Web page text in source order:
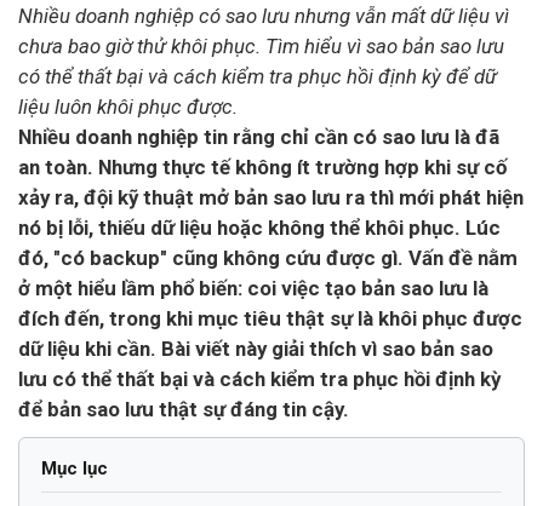
Nhiều doanh nghiệp có sao lưu nhưng vẫn mất dữ liệu vì
chưa bao giờ thử khôi phục. Tìm hiểu vì sao bản sao lưu
có thể thất bại và cách kiểm tra phục hồi định kỳ để dữ
liệu luôn khôi phục được.
Nhiều doanh nghiệp tin rằng chỉ cần có sao lưu là đã
an toàn. Nhưng thực tế không ít trường hợp khi sự cố
xảy ra, đội kỹ thuật mở bản sao lưu ra thì mới phát hiện
nó bị lỗi, thiếu dữ liệu hoặc không thể khôi phục. Lúc
đó, "có backup" cũng không cứu được gì. Vấn đề nằm
ở một hiểu lầm phổ biến: coi việc tạo bản sao lưu là
đích đến, trong khi mục tiêu thật sự là khôi phục được
dữ liệu khi cần. Bài viết này giải thích vì sao bản sao
lưu có thể thất bại và cách kiểm tra phục hồi định kỳ
để bản sao lưu thật sự đáng tin cậy.
Mục lục